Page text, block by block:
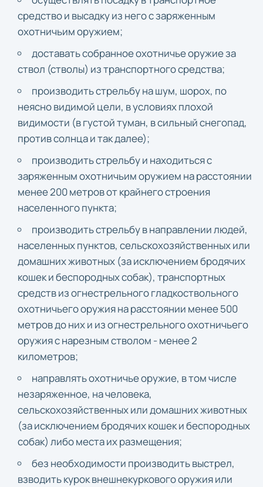
средство и высадку из него с заряженным
охотничьим оружием;
доставать собранное охотничье оружие за
ствол (стволы) из транспортного средства;
производить стрельбу на шум, шорох, по
неясно видимой цели, в условиях плохой
видимости (в густой туман, в сильный снегопад,
против солнца и так далее);
производить стрельбу и находиться с
заряженным охотничьим оружием на расстоянии
менее 200 метров от крайнего строения
населенного пункта;
производить стрельбу в направлении людей,
населенных пунктов, сельскохозяйственных или
домашних животных (за исключением бродячих
кошек и беспородных собак), транспортных
средств из огнестрельного гладкоствольного
охотничьего оружия на расстоянии менее 500
метров до них и из огнестрельного охотничьего
оружия с нарезным стволом - менее 2
километров;
направлять охотничье оружие, в том числе
незаряженное, на человека,
сельскохозяйственных или домашних животных
(за исключением бродячих кошек и беспородных
собак) либо места их размещения;
без необходимости производить выстрел,
взводить курок внешнекуркового оружия или